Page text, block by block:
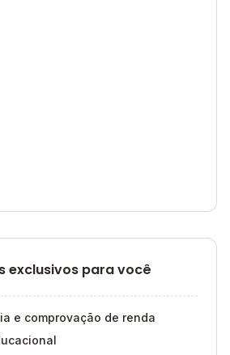
exclusivos para você
e comprovação de renda